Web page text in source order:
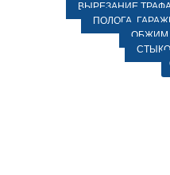
ВЫРЕЗАНИЕ
ПОЛОГА,
ОБЖИМ